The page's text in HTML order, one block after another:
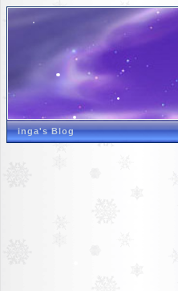
inga's Blog